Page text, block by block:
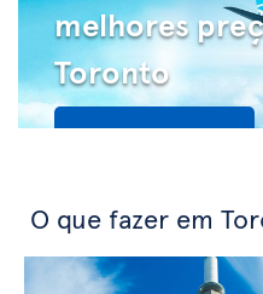
melhores
Toronto
Veja as ofertas
O que fazer em